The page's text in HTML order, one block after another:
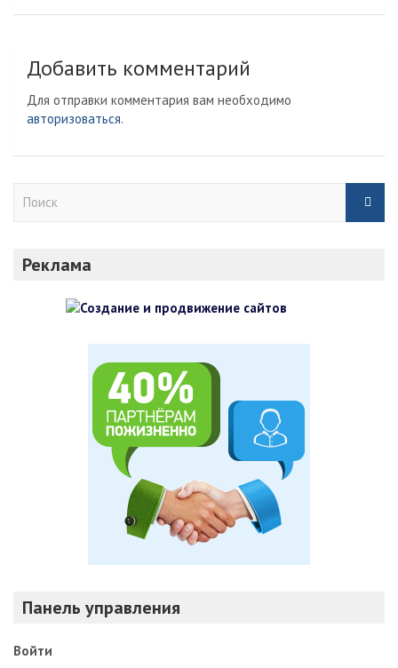
k
a
ь
Добавить комментарий
Для отправки комментария вам необходимо
авторизоваться.
Реклама
Панель управления
Войти